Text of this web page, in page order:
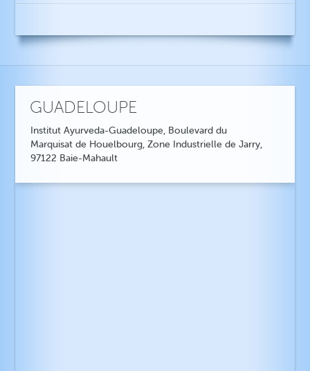
GUADELOUPE
Institut Ayurveda-Guadeloupe, Boulevard du
Marquisat de Houelbourg, Zone Industrielle de Jarry,
97122 Baie-Mahault